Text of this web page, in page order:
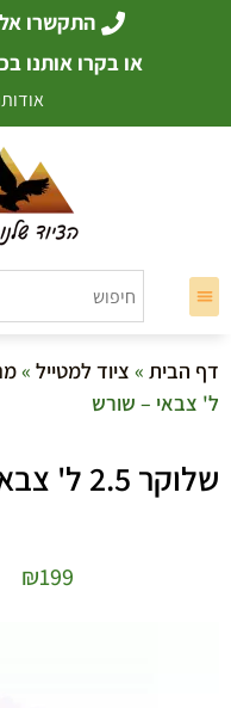
התקשרו
או בקרו אותנו
אודות
דף הבית » ציוד למטייל »
ל' צבאי – שורש
שלוקר 2.5 ל' צבאי – שורש
₪199